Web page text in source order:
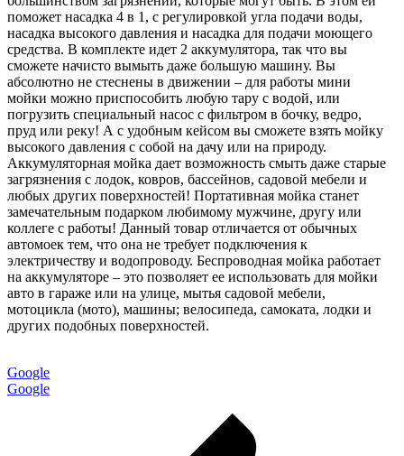
поможет насадка 4 в 1, с регулировкой угла подачи воды,
насадка высокого давления и насадка для подачи моющего
средства. В комплекте идет 2 аккумулятора, так что вы
сможете начисто вымыть даже большую машину. Вы
абсолютно не стеснены в движении – для работы мини
мойки можно приспособить любую тару с водой, или
погрузить специальный насос с фильтром в бочку, ведро,
пруд или реку! А с удобным кейсом вы сможете взять мойку
высокого давления с собой на дачу или на природу.
Аккумуляторная мойка дает возможность смыть даже старые
загрязнения с лодок, ковров, бассейнов, садовой мебели и
любых других поверхностей! Портативная мойка станет
замечательным подарком любимому мужчине, другу или
коллеге с работы! Данный товар отличается от обычных
автомоек тем, что она не требует подключения к
электричеству и водопроводу. Беспроводная мойка работает
на аккумуляторе – это позволяет ее использовать для мойки
авто в гараже или на улице, мытья садовой мебели,
мотоцикла (мото), машины; велосипеда, самоката, лодки и
других подобных поверхностей.
Google
Google